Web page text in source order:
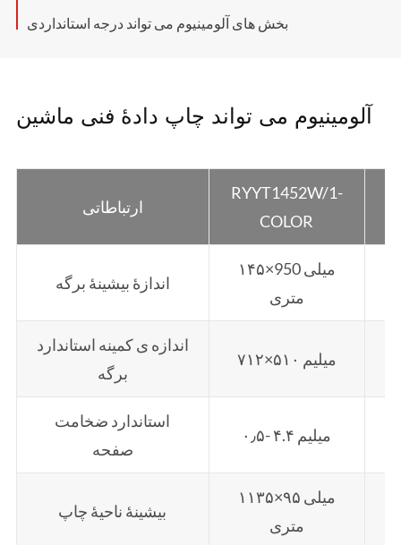
بخش های آلومینیوم می تواند درجه استانداردی
آلومینیوم می تواند چاپ دادۀ فنی ماشین
ارتباطاتی
RYYT1452W/1-
COLOR
اندازۀ بیشینۀ برگه
۱۴۵×950 میلی
متری
اندازه ی کمینه استاندارد
برگه
۷۱۲×۵۱۰ میلیم
استاندارد ضخامت
صفحه
۰٫۵- ۴.۴ میلیم
بیشینۀ ناحیۀ چاپ
۱۱۳۵×۹۵ میلی
متری